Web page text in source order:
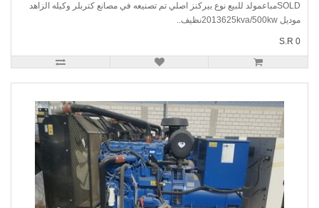
SOLDمباعمولد للبيع نوع بيركنز اصلي تم تصنيعه في مصانع كتربلر وكيله الزاهد